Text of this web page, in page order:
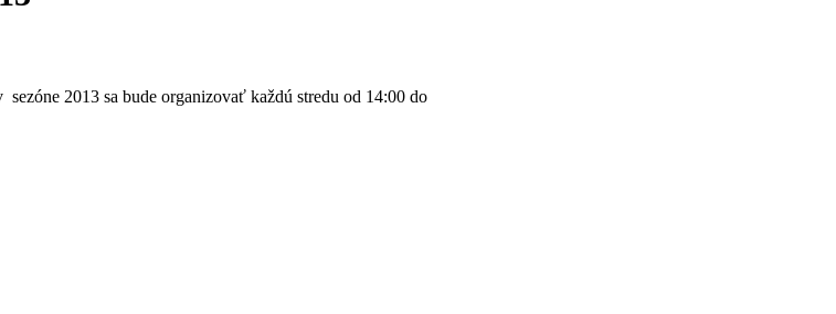
2013 sa bude organizovať každú stredu od 14:00 do